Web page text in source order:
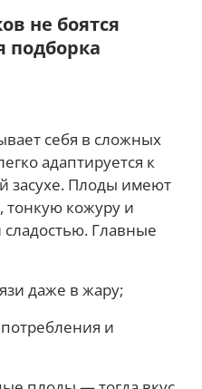
не боятся
подборка
себя в сложных
адаптируется к
засухе. Плоды имеют
тонкую кожуру и
Главные
даже в жару;
и